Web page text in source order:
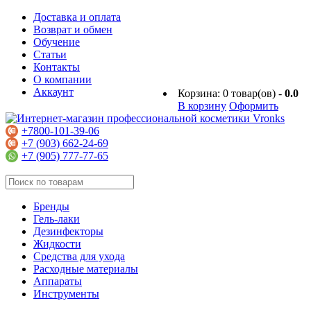
Доставка и оплата
Возврат и обмен
Обучение
Статьи
Контакты
О компании
Корзина: 0 товар(ов) - 0.0
В корзину Оформить
Аккаунт
+7800-101-39-06
+7 (903) 662-24-69
+7 (905) 777-77-65
Бренды
Гель-лаки
Дезинфекторы
Жидкости
Средства для ухода
Расходные материалы
Аппараты
Инструменты